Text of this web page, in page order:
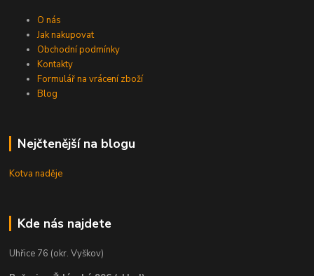
O nás
Jak nakupovat
Obchodní podmínky
Kontakty
Formulář na vrácení zboží
Blog
Nejčtenější na blogu
Kotva naděje
Kde nás najdete
Uhřice 76 (okr. Vyškov)